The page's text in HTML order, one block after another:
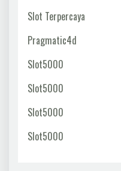
Slot Terpercaya
Pragmatic4d
Slot5000
Slot5000
Slot5000
Slot5000